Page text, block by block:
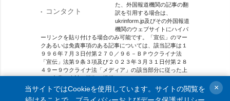
コンタクト
た、外国報道機関の記事の翻
訳を引用する場合は、
ukrinform.jp及びその外国報道
機関のウェブサイトにハイパ
ーリンクを貼り付ける場合のみ可能です。「宣伝」のマー
クあるいは免責事項のある記事については、該当記事は１
９９６年７月３日付第２７０／９６－ＢＰウクライナ法
「宣伝」法第９条３項及び２０２３年３月３１日付第２８
４９ー９ウクライナ法「メディア」の該当部分に従った上
で、合意／会計を根拠に掲載されています。
オンラインメディア主体 メディア識別番号：R40-01421.
当サイトではCookieを使用しています。サイトの閲覧を
×